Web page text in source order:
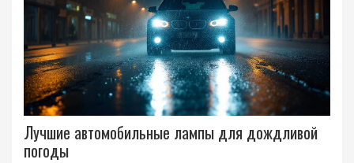
Лучшие автомобильные лампы для дождливой
погоды